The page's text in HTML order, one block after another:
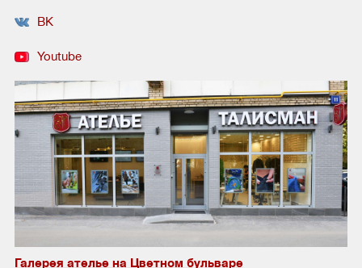
ВК
Youtube
Галерея ателье на Цветном бульваре